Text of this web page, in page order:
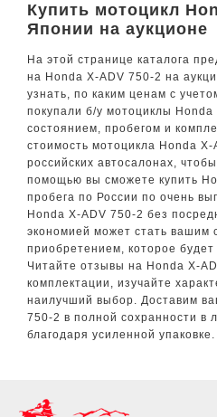
Купить мотоцикл
Японии на аукционе
На этой странице каталога
на Honda X-ADV 750-2 на
узнать, по каким ценам с
покупали б/у мотоциклы
состоянием, пробегом и
стоимость мотоцикла Honda
российских автосалонах,
помощью вы сможете купить
пробега по России по очень
Honda X-ADV 750-2 без
экономией может стать вашим
приобретением, которое
Читайте отзывы на Honda X-
комплектации, изучайте
наилучший выбор. Доставим
750-2 в полной сохранности в
благодаря усиленной упаковке.